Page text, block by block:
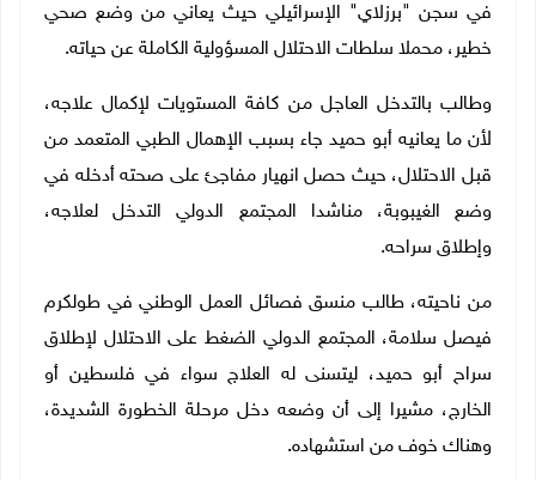
في سجن "برزلاي" الإسرائيلي حيث يعاني من وضع صحي
خطير، محملا سلطات الاحتلال المسؤولية الكاملة عن حياته.
وطالب بالتدخل العاجل من كافة المستويات لإكمال علاجه،
لأن ما يعانيه أبو حميد جاء بسبب الإهمال الطبي المتعمد من
قبل الاحتلال، حيث حصل انهيار مفاجئ على صحته أدخله في
وضع الغيبوبة، مناشدا المجتمع الدولي التدخل لعلاجه،
وإطلاق سراحه.
من ناحيته، طالب منسق فصائل العمل الوطني في طولكرم
فيصل سلامة، المجتمع الدولي الضغط على الاحتلال لإطلاق
سراح أبو حميد، ليتسنى له العلاج سواء في فلسطين أو
الخارج، مشيرا إلى أن وضعه دخل مرحلة الخطورة الشديدة،
وهناك خوف من استشهاده.